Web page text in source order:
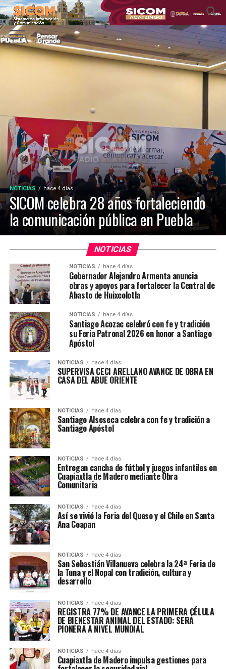
NOTICIAS hace 4 días
SICOM celebra 28 años fortaleciendo
la comunicación pública en Puebla
NOTICIAS
NOTICIAS hace 4 días
Gobernador Alejandro Armenta anuncia
obras y apoyos para fortalecer la Central de
Abasto de Huixcolotla
NOTICIAS hace 4 días
Santiago Acozac celebró con fe y tradición
su Feria Patronal 2026 en honor a Santiago
Apóstol
NOTICIAS hace 4 días
SUPERVISA CECI ARELLANO AVANCE DE OBRA EN
CASA DEL ABUE ORIENTE
NOTICIAS hace 4 días
Santiago Alseseca celebra con fe y tradición a
Santiago Apóstol
NOTICIAS hace 4 días
Entregan cancha de fútbol y juegos infantiles en
Cuapiaxtla de Madero mediante Obra
Comunitaria
NOTICIAS hace 4 días
Así se vivió la Feria del Queso y el Chile en Santa
Ana Coapan
NOTICIAS hace 4 días
San Sebastián Villanueva celebra la 24ª Feria de
la Tuna y el Nopal con tradición, cultura y
desarrollo
NOTICIAS hace 4 días
REGISTRA 77% DE AVANCE LA PRIMERA CÉLULA
DE BIENESTAR ANIMAL DEL ESTADO: SERÁ
PIONERA A NIVEL MUNDIAL
NOTICIAS hace 4 días
Cuapiaxtla de Madero impulsa gestiones para